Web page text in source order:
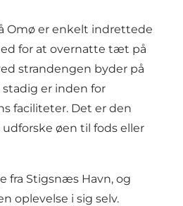
Omø er enkelt indrettede
for at overnatte tæt på
strandengen byder på
er inden for
faciliteter. Det er den
øen til fods eller
fra Stigsnæs Havn, og
oplevelse i sig selv.